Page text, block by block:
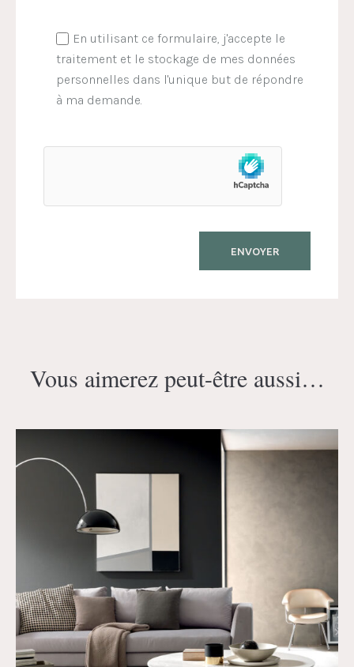
En utilisant ce formulaire, j'accepte le
traitement et le stockage de mes données
personnelles dans l'unique but de répondre
à ma demande.
Vous aimerez peut-être aussi…